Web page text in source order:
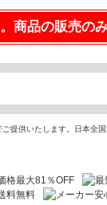
商品の販売
提供いたします。日本全国